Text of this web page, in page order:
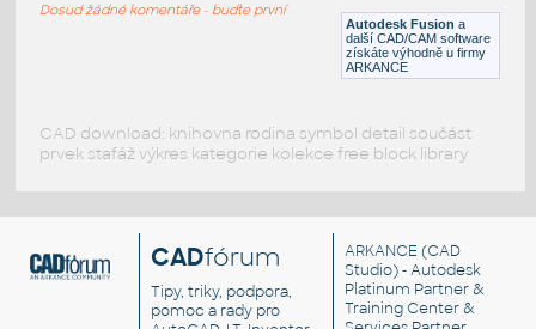
STAINLESS SLIP-ON ANGLE COLLAR
Autodesk Fusion a
další CAD/CAM software
získáte výhodně u firmy
ARKANCE
Dosud žádné komentáře - buďte první
CAD download: knihovna rodina symbol detail součást
prvek stafáž výkres kategorie kolekce free block library
CADfórum
Tipy, triky, podpora,
pomoc a rady pro
ARKANCE (CAD
Studio) - Autodesk
Platinum Partner &
Training Center &